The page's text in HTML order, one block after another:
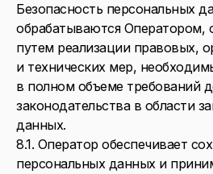
Безопасность персональных
обрабатываются Оператором,
путем реализации правовых,
и технических мер,
в полном объеме требований
законодательства в области
данных.
8.1. Оператор обеспечивает
персональных данных и